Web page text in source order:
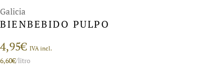
Galicia
BIENBEBIDO PULPO
4,95€ IVA incl.
6,60€/litro